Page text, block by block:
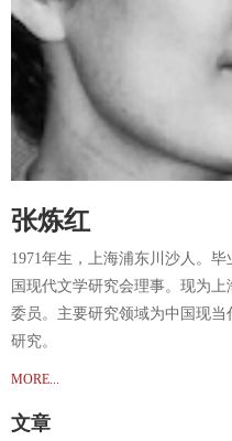
张炼红
1971年生，上海浦东川沙人。
国现代文学研究会理事。现为
委员。主要研究领域为中国现
研究。
MORE...
文章